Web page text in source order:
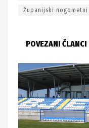
Županijski nogometni
POVEZANI ČLANCI